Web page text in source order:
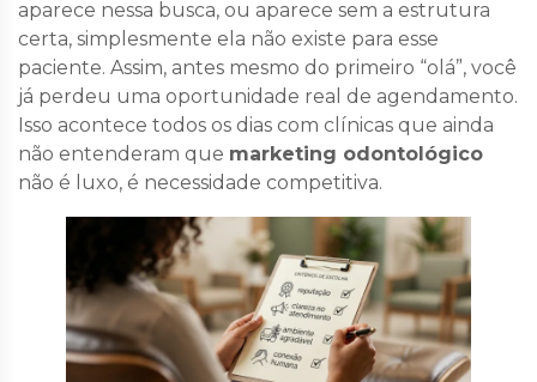
aparece nessa busca, ou aparece sem a estrutura
certa, simplesmente ela não existe para esse
paciente. Assim, antes mesmo do primeiro “olá”, você
já perdeu uma oportunidade real de agendamento.
Isso acontece todos os dias com clínicas que ainda
não entenderam que marketing odontológico
não é luxo, é necessidade competitiva.